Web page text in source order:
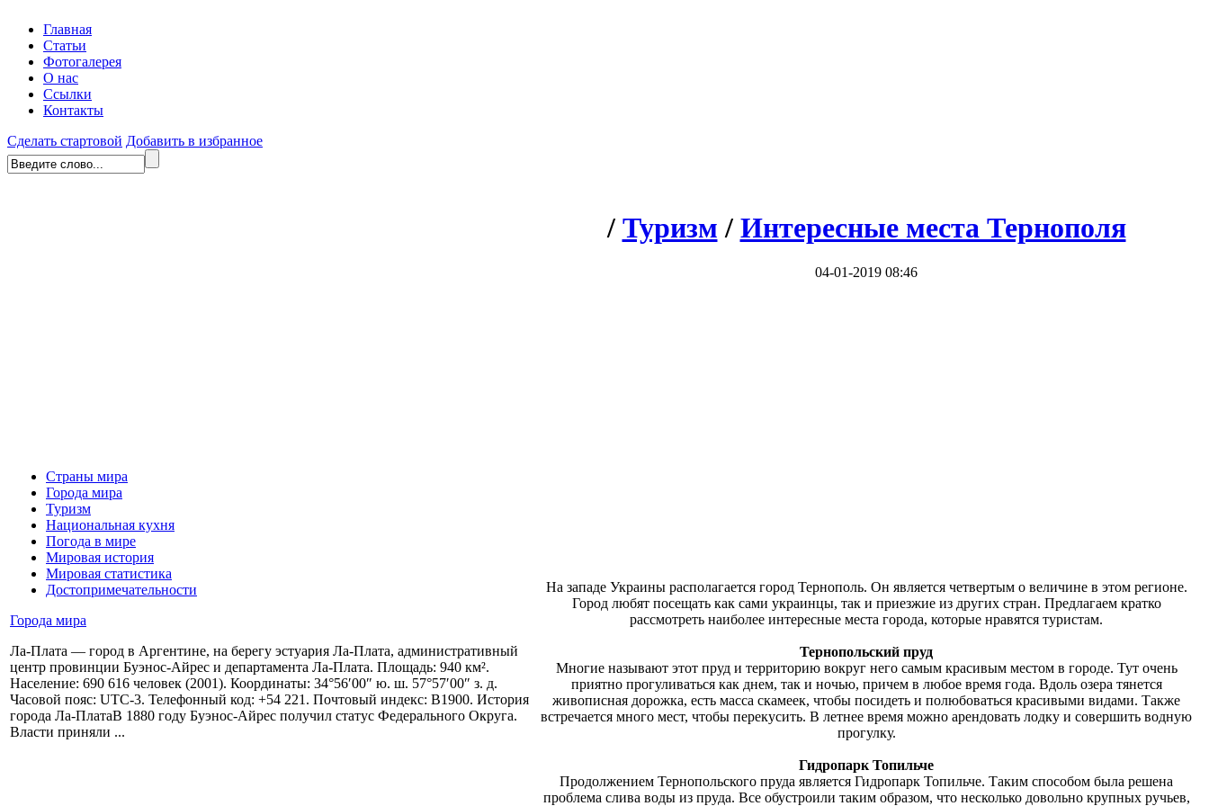
Главная
Статьи
Фотогалерея
О нас
Ссылки
Контакты
Сделать стартовой Добавить в избранное
Страны мира
Города мира
Туризм
Национальная кухня
Погода в мире
Мировая история
Мировая статистика
Достопримечательности
Города мира
Ла-Плата — город в Аргентине, на берегу эстуария Ла-Плата, административный
центр провинции Буэнос-Айрес и департамента Ла-Плата. Площадь: 940 км².
Население: 690 616 человек (2001). Координаты: 34°56′00″ ю. ш. 57°57′00″ з. д.
Часовой пояс: UTC-3. Телефонный код: +54 221. Почтовый индекс: B1900. История
города Ла-ПлатаВ 1880 году Буэнос-Айрес получил статус Федерального Округа.
Власти приняли ...
/ Туризм / Интересные места Тернополя
04-01-2019 08:46
На западе Украины располагается город Тернополь. Он является четвертым о величине в этом регионе.
Город любят посещать как сами украинцы, так и приезжие из других стран. Предлагаем кратко
рассмотреть наиболее интересные места города, которые нравятся туристам.
Тернопольский пруд
Многие называют этот пруд и территорию вокруг него самым красивым местом в городе. Тут очень
приятно прогуливаться как днем, так и ночью, причем в любое время года. Вдоль озера тянется
живописная дорожка, есть масса скамеек, чтобы посидеть и полюбоваться красивыми видами. Также
встречается много мест, чтобы перекусить. В летнее время можно арендовать лодку и совершить водную
прогулку.
Гидропарк Топильче
Продолжением Тернопольского пруда является Гидропарк Топильче. Таким способом была решена
проблема слива воды из пруда. Все обустроили таким образом, что несколько довольно крупных ручьев,